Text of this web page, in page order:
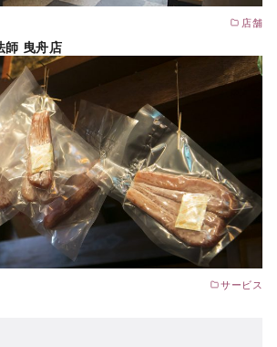
店舗
師 曳舟店
サービス